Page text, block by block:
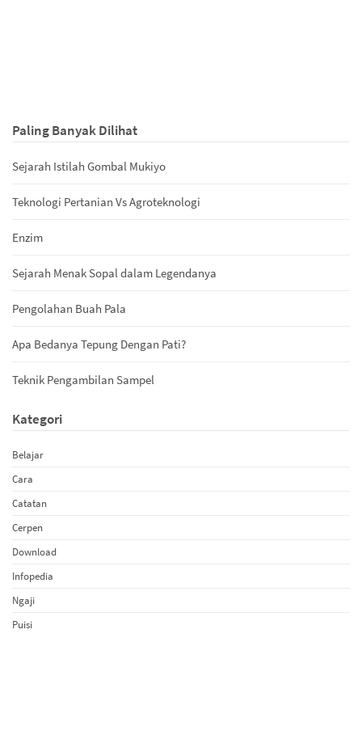
Paling Banyak Dilihat
Sejarah Istilah Gombal Mukiyo
Teknologi Pertanian Vs Agroteknologi
Enzim
Sejarah Menak Sopal dalam Legendanya
Pengolahan Buah Pala
Apa Bedanya Tepung Dengan Pati?
Teknik Pengambilan Sampel
Kategori
Belajar
Cara
Catatan
Cerpen
Download
Infopedia
Ngaji
Puisi